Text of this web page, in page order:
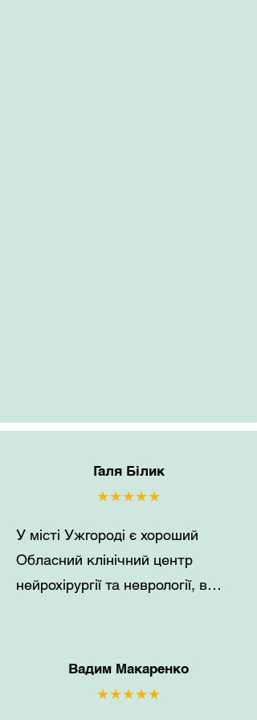
Галя Білик
★★★★★
У місті Ужгороді є хороший
Обласний клінічний центр
нейрохірургії та неврології, в
Вадим Макаренко
★★★★★